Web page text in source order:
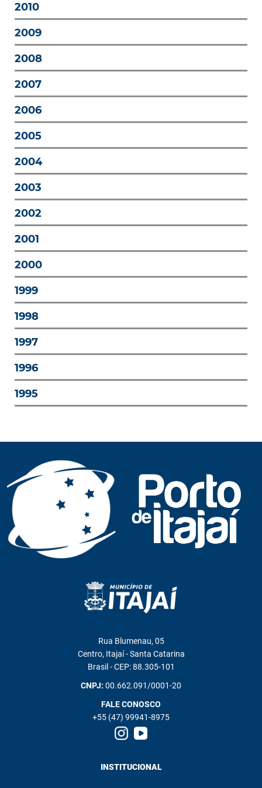
2010
2009
2008
2007
2006
2005
2004
2003
2002
2001
2000
1999
1998
1997
1996
1995
Rua Blumenau, 05
Centro, Itajaí - Santa Catarina
Brasil - CEP: 88.305-101
CNPJ: 00.662.091/0001-20
FALE CONOSCO
+55 (47) 99941-8975
INSTITUCIONAL